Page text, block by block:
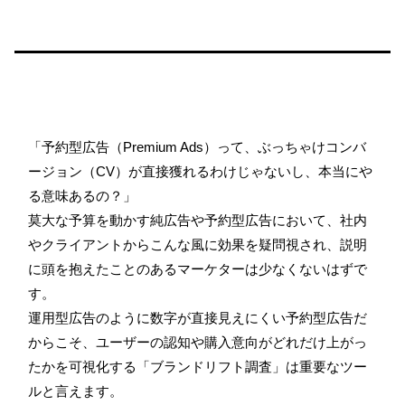
「予約型広告（Premium Ads）って、ぶっちゃけコンバ
ージョン（CV）が直接獲れるわけじゃないし、本当にや
る意味あるの？」
莫大な予算を動かす純広告や予約型広告において、社内
やクライアントからこんな風に効果を疑問視され、説明
に頭を抱えたことのあるマーケターは少なくないはずで
す。
運用型広告のように数字が直接見えにくい予約型広告だ
からこそ、ユーザーの認知や購入意向がどれだけ上がっ
たかを可視化する「ブランドリフト調査」は重要なツー
ルと言えます。